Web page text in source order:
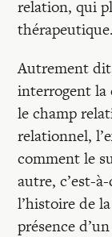
relation, qui
thérapeutique.
Autrement
interrogent la
le champ
relationnel,
comment le
autre, c’est-
l’histoire de
présence